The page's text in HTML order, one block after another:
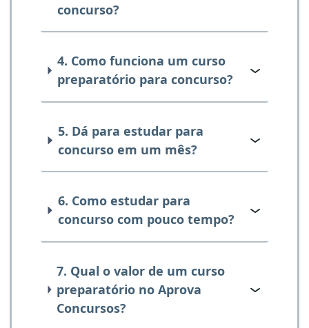
concurso?
4. Como funciona um curso
preparatório para concurso?
5. Dá para estudar para
concurso em um mês?
6. Como estudar para
concurso com pouco tempo?
7. Qual o valor de um curso
preparatório no Aprova
Concursos?